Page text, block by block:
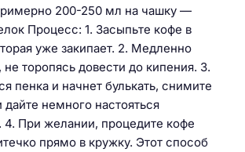
200-250 мл на чашку —
Процесс: 1. Засыпьте кофе в
уже закипает. 2. Медленно
торопясь довести до кипения. 3.
пенка и начнет булькать, снимите
немного настояться
4. При желании, процедите кофе
прямо в кружку. Этот способ